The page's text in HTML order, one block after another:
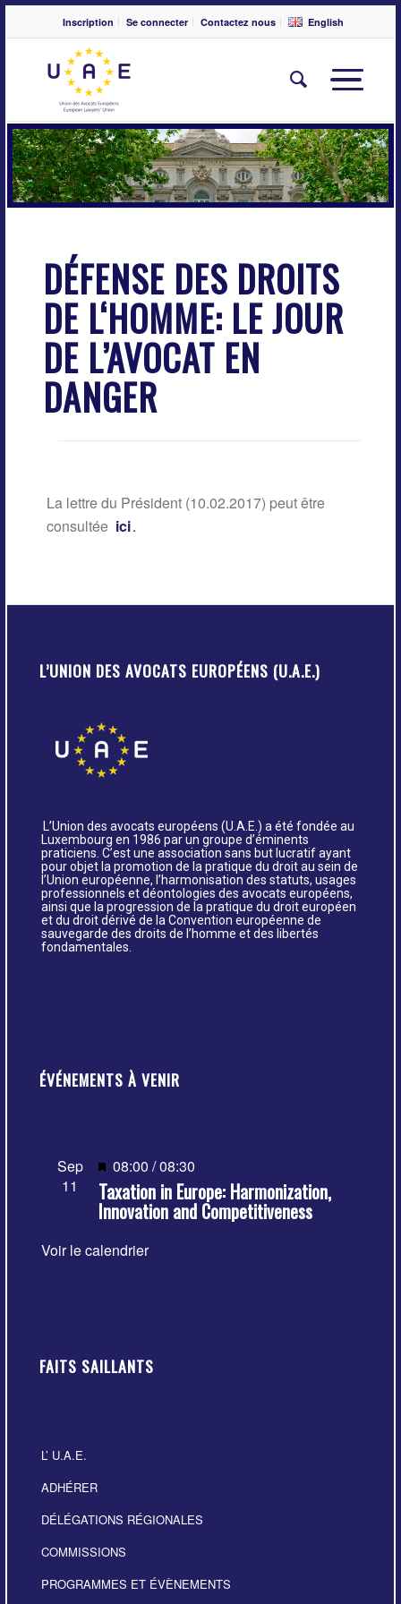
Inscription Se connecter Contactez nous English
DÉFENSE DES DROITS
DE L‘HOMME: LE JOUR
DE L’AVOCAT EN
DANGER
La lettre du Président (10.02.2017) peut être
consultée ici.
L’UNION DES AVOCATS EUROPÉENS (U.A.E.)
L’Union des avocats européens (U.A.E.) a été fondée au
Luxembourg en 1986 par un groupe d’éminents
praticiens. C’est une association sans but lucratif ayant
pour objet la promotion de la pratique du droit au sein de
l’Union européenne, l’harmonisation des statuts, usages
professionnels et déontologies des avocats européens,
ainsi que la progression de la pratique du droit européen
et du droit dérivé de la Convention européenne de
sauvegarde des droits de l’homme et des libertés
fondamentales.
ÉVÉNEMENTS À VENIR
Sep
11
Mis
en
avant
08:00 /08:30
Taxation in Europe: Harmonization,
Innovation and Competitiveness
Voir le calendrier
FAITS SAILLANTS
L’ U.A.E.
ADHÉRER
DÉLÉGATIONS RÉGIONALES
COMMISSIONS
PROGRAMMES ET ÉVÈNEMENTS